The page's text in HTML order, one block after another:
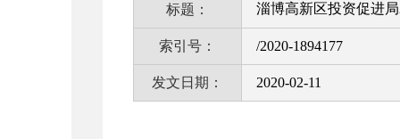
标题： 淄博高新区投资促进
索引号： /2020-1894177
发文日期： 2020-02-11